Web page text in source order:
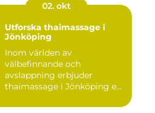
02. okt
Utforska thaimassage i
Jönköping
Inom världen av
välbefinnande och
avslappning erbjuder
thaimassage i Jönköping e...